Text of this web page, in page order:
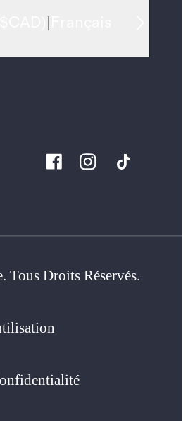
Tous Droits Réservés.